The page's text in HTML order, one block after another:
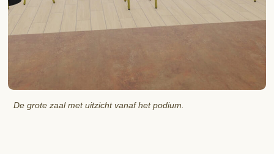
De grote zaal met uitzicht vanaf het podium.